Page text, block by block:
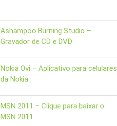
Ashampoo Burning Studio –
Gravador de CD e DVD
Nokia Ovi – Aplicativo para celulares
da Nokia
MSN 2011 – Clique para baixar o
MSN 2011